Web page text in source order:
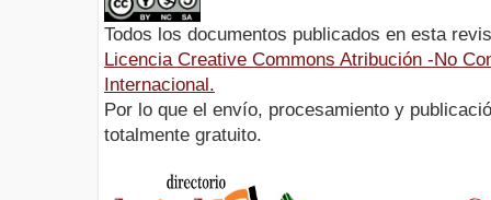
Todos los documentos publicados en esta
Licencia Creative Commons Atribución -No
Internacional.
Por lo que el envío, procesamiento y
totalmente gratuito.